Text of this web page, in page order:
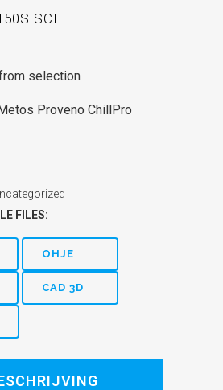
SCE
selection
Proveno ChillPro
FILES:
OHJE
CAD 3D